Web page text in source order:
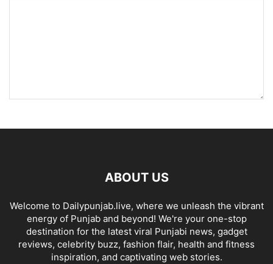
ABOUT US
Welcome to Dailypunjab.live, where we unleash the vibrant
energy of Punjab and beyond! We're your one-stop
destination for the latest viral Punjabi news, gadget
reviews, celebrity buzz, fashion flair, health and fitness
inspiration, and captivating web stories.